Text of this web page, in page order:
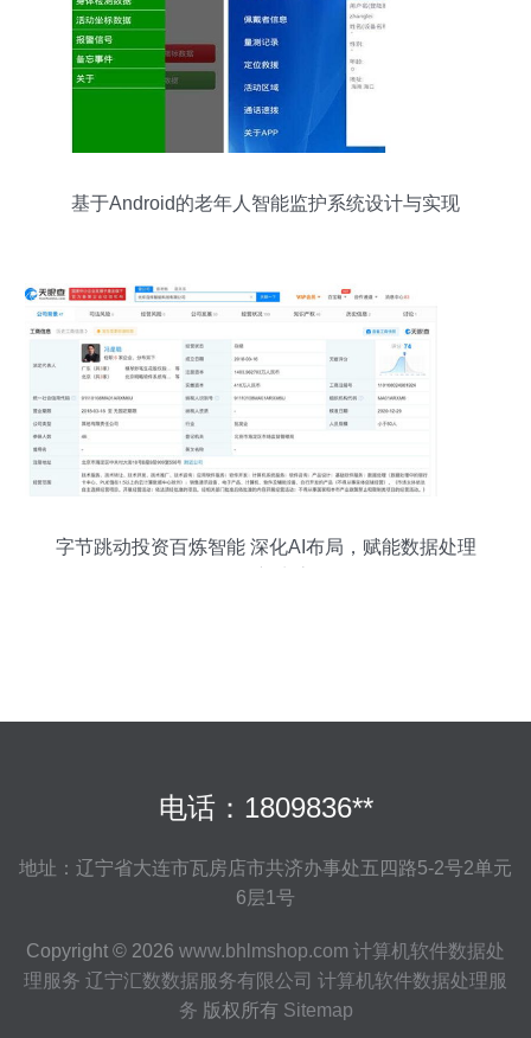
基于Android的老年人智能监护系统设计与实现
字节跳动投资百炼智能 深化AI布局，赋能数据处理
电话：1809836**
地址：辽宁省大连市瓦房店市共济办事处五四路5-2号2单元
6层1号
Copyright © 2026 www.bhlmshop.com 计算机软件数据处
理服务 辽宁汇数数据服务有限公司 计算机软件数据处理服
务 版权所有 Sitemap